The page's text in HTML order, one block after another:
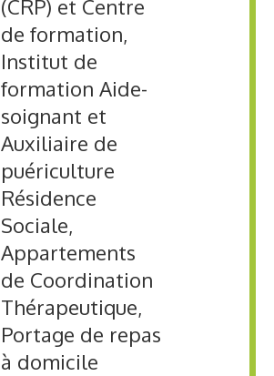
(CRP) et Centre
de formation,
Institut de
formation Aide-
soignant et
Auxiliaire de
puériculture
Résidence
Sociale,
Appartements
de Coordination
Thérapeutique,
Portage de repas
à domicile